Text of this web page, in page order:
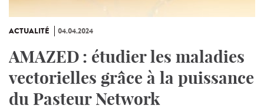
ACTUALITÉ 04.04.2024
AMAZED : étudier les maladies
vectorielles grâce à la puissance
du Pasteur Network